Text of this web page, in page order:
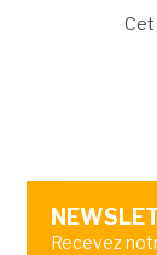
Cet
Recevez